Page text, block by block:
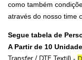
como também
através do nosso time
Segue tabela de
A Partir de 10
Transfer / DTF Textil)